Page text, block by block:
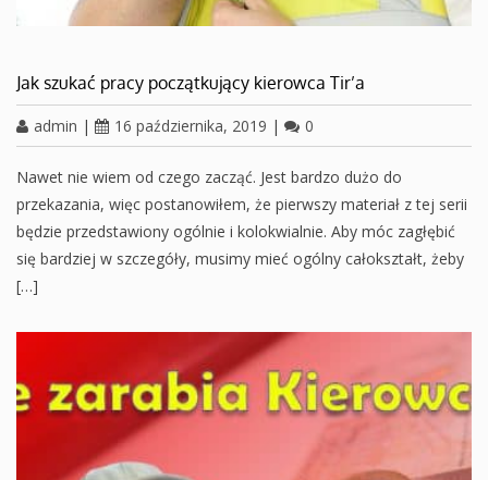
Jak szukać pracy początkujący kierowca Tir’a
admin | 16 października, 2019 | 0
Nawet nie wiem od czego zacząć. Jest bardzo dużo do
przekazania, więc postanowiłem, że pierwszy materiał z tej serii
będzie przedstawiony ogólnie i kolokwialnie. Aby móc zagłębić
się bardziej w szczegóły, musimy mieć ogólny całokształt, żeby
[…]